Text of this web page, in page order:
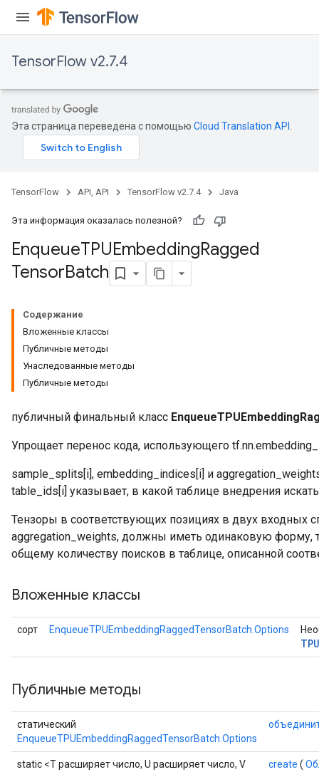
TensorFlow v2.7.4
Эта страница переведена с помощью Cloud Translation API
TensorFlow API, API TensorFlow v2.7.4 Java
Эта информация оказалась полезной?
EnqueueTPUEmbeddingRagged
TensorBatch
Содержание
Вложенные классы
Публичные методы
Унаследованные методы
Публичные методы
публичный финальный класс
Упрощает перенос кода, использующего
sample_splits[i], embedding_indices[i] и
table_ids[i] указывает, в какой таблице внедрения
Тензоры в соответствующих позициях в двух входных
aggregation_weights, должны иметь одинаковую форму,
общему количеству поисков в таблице, описанной
Вложенные классы
сорт EnqueueTPUEmbeddingRaggedTensorBatch.Options
Публичные методы
статический
EnqueueTPUEmbeddingRaggedTensorBatch.Options
static <T расширяет число, U расширяет число, V
create (